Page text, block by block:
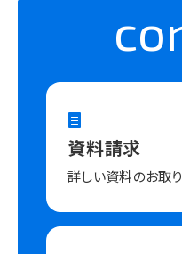
資料請求
詳しい資料のお取